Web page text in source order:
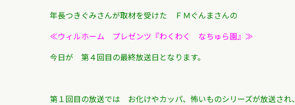
年長つきぐみさんが取材を受けた ＦＭぐんまさんの
≪ウィルホーム プレゼンツ『わくわく なちゅら園』≫
今日が 第４回目の最終放送日となります。
第１回目の放送では お化けやカッパ、怖いものシリーズが放送され、